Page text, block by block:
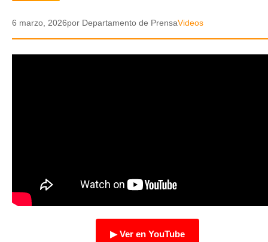
POLICIAL
TRANSPARENCIA
6 marzo, 2026por Departamento de PrensaVideos
▶ Ver en YouTube